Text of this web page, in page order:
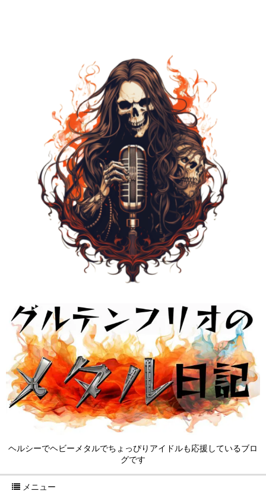
ヘルシーでヘビーメタルでちょっぴりアイドルも応援しているブロ
グです
メニュー